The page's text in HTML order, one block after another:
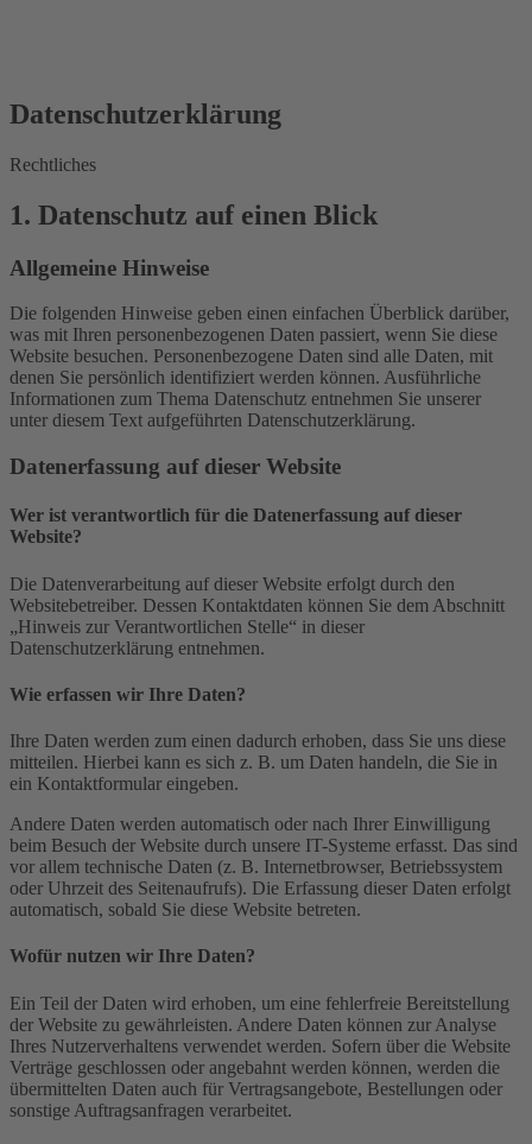
Datenschutzerklärung
Rechtliches
1. Datenschutz auf einen Blick
Allgemeine Hinweise
Die folgenden Hinweise geben einen einfachen Überblick darüber,
was mit Ihren personenbezogenen Daten passiert, wenn Sie diese
Website besuchen. Personenbezogene Daten sind alle Daten, mit
denen Sie persönlich identifiziert werden können. Ausführliche
Informationen zum Thema Datenschutz entnehmen Sie unserer
unter diesem Text aufgeführten Datenschutzerklärung.
Datenerfassung auf dieser Website
Wer ist verantwortlich für die Datenerfassung auf dieser
Website?
Die Datenverarbeitung auf dieser Website erfolgt durch den
Websitebetreiber. Dessen Kontaktdaten können Sie dem Abschnitt
„Hinweis zur Verantwortlichen Stelle“ in dieser
Datenschutzerklärung entnehmen.
Wie erfassen wir Ihre Daten?
Ihre Daten werden zum einen dadurch erhoben, dass Sie uns diese
mitteilen. Hierbei kann es sich z. B. um Daten handeln, die Sie in
ein Kontaktformular eingeben.
Andere Daten werden automatisch oder nach Ihrer Einwilligung
beim Besuch der Website durch unsere IT-Systeme erfasst. Das sind
vor allem technische Daten (z. B. Internetbrowser, Betriebssystem
oder Uhrzeit des Seitenaufrufs). Die Erfassung dieser Daten erfolgt
automatisch, sobald Sie diese Website betreten.
Wofür nutzen wir Ihre Daten?
Ein Teil der Daten wird erhoben, um eine fehlerfreie Bereitstellung
der Website zu gewährleisten. Andere Daten können zur Analyse
Ihres Nutzerverhaltens verwendet werden. Sofern über die Website
Verträge geschlossen oder angebahnt werden können, werden die
übermittelten Daten auch für Vertragsangebote, Bestellungen oder
sonstige Auftragsanfragen verarbeitet.